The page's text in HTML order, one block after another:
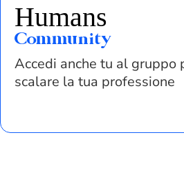
Humans
Community
Accedi anche tu al gruppo
scalare la tua professione